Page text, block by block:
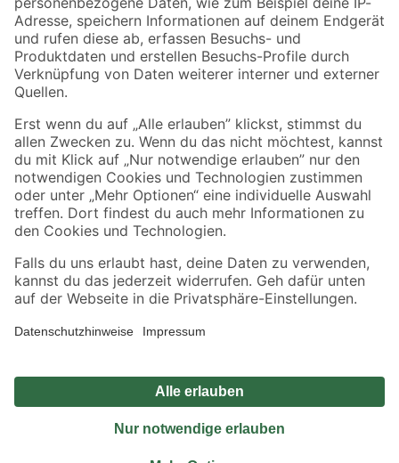
Zahlungsarten Versandarten
Sicher einkaufen
Jetzt die toom-App herunterladen
Alle Preisangaben in EUR inkl. gesetzl. MwSt.. Die dargestellten Angebote sind unter
Umständen nicht in allen Märkten verfügbar. Die angegebenen Verfügbarkeiten beziehen
Produkte nur solange der Vorrat reicht.
*Paketversand ab 59 € versandkostenfrei, gilt nicht für Artikel mit Speditionsversand, hier
Privatsphäre Impressum
Nutzungsbedingungen
Widerrufsrecht
Vertrag widerrufen